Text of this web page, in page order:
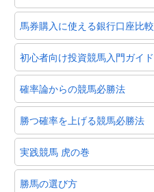
馬券購入に使える銀行口座比較
初心者向け投資競馬入門ガイド
確率論からの競馬必勝法
勝つ確率を上げる競馬必勝法
実践競馬 虎の巻
勝馬の選び方